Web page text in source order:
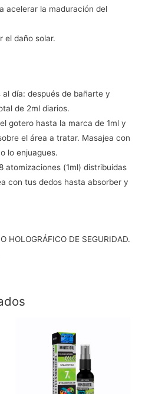
acelerar la maduración del
el daño solar.
día: después de bañarte y
de 2ml diarios.
gotero hasta la marca de 1ml y
el área a tratar. Masajea con
lo enjuagues.
atomizaciones (1ml) distribuidas
con tus dedos hasta absorber y
HOLOGRÁFICO DE SEGURIDAD.